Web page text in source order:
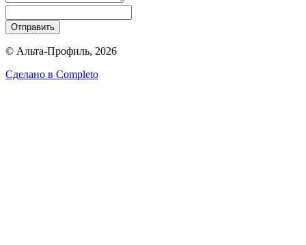
Отправить
© Альта-Профиль, 2026
Сделано в Completo